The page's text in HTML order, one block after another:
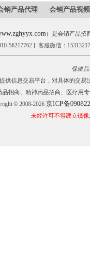
销产品代理 会销产品视频
）是会销产品招
56217762 ] 客服微信：
保健
供信息交易平台，对具体的交
招商、精神药品招商、医疗用
© 2008-2026 京ICP备
未经许可不得建立镜